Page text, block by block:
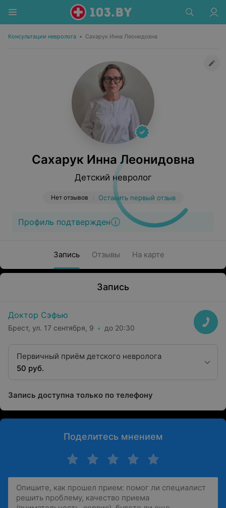
Консультации невролога • Сахарук Инна Леонидовна
Сахарук Инна Леонидовна
Детский невролог
Нет отзывов Оставить первый отзыв
Профиль подтвержден
Запись Отзывы На карте
Запись
Доктор Сэфью
Брест, ул. 17 сентября, 9 до 20:30
Первичный приём детского невролога
50 руб.
Запись доступна только по телефону
Поделитесь мнением